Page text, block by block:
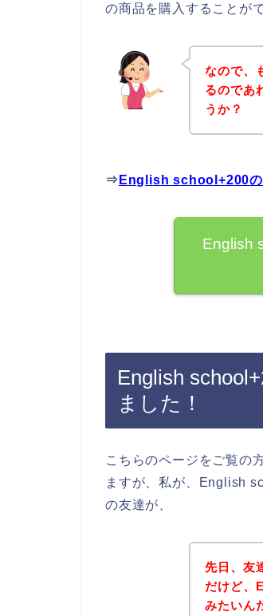
の商品を購入することが
なので、
るのであ
うか？
⇒ English school+200の
English
English
ました！
こちらのページをご覧の
ますが、私が、English
の友達が、
先日、友
だけど、
みたいん